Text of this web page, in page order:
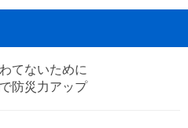
てないために
防災力アップ